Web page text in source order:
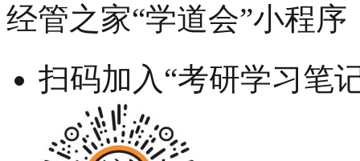
经管之家“学道会”小程序
扫码加入“考研学习笔